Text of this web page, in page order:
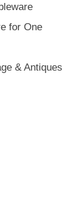
for One
& Antiques